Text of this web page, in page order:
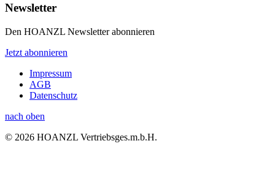
Newsletter
Den HOANZL Newsletter abonnieren
Jetzt abonnieren
Impressum
AGB
Datenschutz
nach oben
© 2026 HOANZL Vertriebsges.m.b.H.